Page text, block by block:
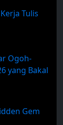
Tulis
Ogoh-
yang Bakal
Gem